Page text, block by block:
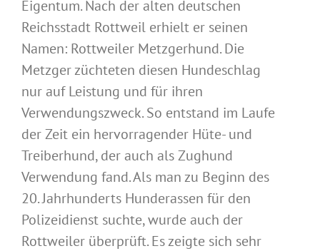
Eigentum. Nach der alten deutschen
Reichsstadt Rottweil erhielt er seinen
Namen: Rottweiler Metzgerhund. Die
Metzger züchteten diesen Hundeschlag
nur auf Leistung und für ihren
Verwendungszweck. So entstand im Laufe
der Zeit ein hervorragender Hüte- und
Treiberhund, der auch als Zughund
Verwendung fand. Als man zu Beginn des
20. Jahrhunderts Hunderassen für den
Polizeidienst suchte, wurde auch der
Rottweiler überprüft. Es zeigte sich sehr